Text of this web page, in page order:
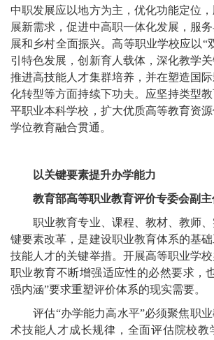
中职发展应以地方为主，优化功能定位
展新需求，促进中高职一体化发展，服
展和乡村全面振兴。高等职业学校应以“
引特色发展，创新育人载体，深化教学
推进高技能人才集群培养，并在塑造国
化转型等方面持续下功夫。应坚持类型
平职业本科学校，扩大优质高等教育资
学位教育融合贯通。
以关键要素提升办学能力
教育部高等职业教育评价专委会副主
职业教育专业、课程、教材、教师、
键要素改革，是建设职业教育体系的基
技能人才的关键举措。开展高等职业学
职业教育不断增强适应性的必然要求，
强内涵”要求重塑评价体系的现实需要。
评估“办学能力高水平”必须聚焦职业
术技能人才成长规律，全面评估院校教